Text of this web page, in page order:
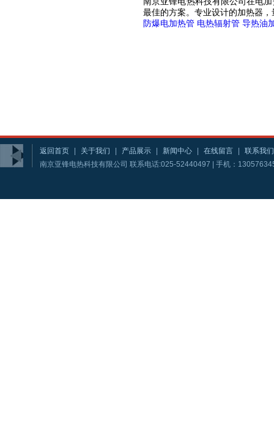
最佳的方案。专业设计的加热器
防爆电加热管 电热辐射管 导热油
返回首页 关于我们 产品展示 新闻中心 在线留言
联系我们
南京亚锋电热科技有限公司 联系电话:025-52440497 | 手机：